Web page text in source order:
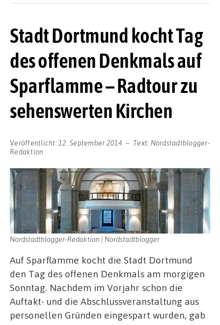
Stadt Dortmund kocht Tag
des offenen Denkmals auf
Sparflamme – Radtour zu
sehenswerten Kirchen
Veröffentlicht: 12. September 2014 Text: Nordstadtblogger-
Redaktion
Nordstadtblogger-Redaktion | Nordstadtblogger
Auf Sparflamme kocht die Stadt Dortmund
den Tag des offenen Denkmals am morgigen
Sonntag. Nachdem im Vorjahr schon die
Auftakt- und die Abschlussveranstaltung aus
personellen Gründen eingespart wurden, gab